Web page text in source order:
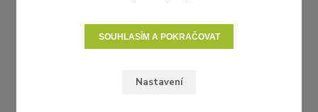
Nastavení
SOUHLASÍM A POKRAČOVAT